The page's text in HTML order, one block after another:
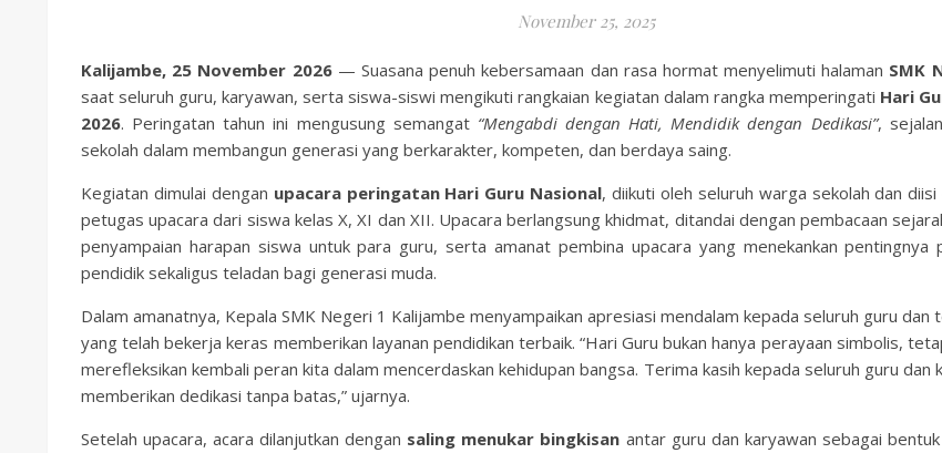
November 25, 2025
Kalijambe, 25 November 2026— Suasana penuh kebersamaan dan rasa hormat menyelimuti halaman SMK
saat seluruh guru, karyawan, serta siswa-siswi mengikuti rangkaian kegiatan dalam rangka memperingati Hari
2026. Peringatan tahun ini mengusung semangat “Mengabdi dengan Hati, Mendidik dengan Dedikasi”,
sekolah dalam membangun generasi yang berkarakter, kompeten, dan berdaya saing.
Kegiatan dimulai dengan upacara peringatan Hari Guru Nasional, diikuti oleh seluruh warga sekolah dan
petugas upacara dari siswa kelas X, XI dan XII. Upacara berlangsung khidmat, ditandai dengan pembacaan
penyampaian harapan siswa untuk para guru, serta amanat pembina upacara yang menekankan pentingnya
pendidik sekaligus teladan bagi generasi muda.
Dalam amanatnya, Kepala SMK Negeri 1 Kalijambe menyampaikan apresiasi mendalam kepada seluruh guru dan
yang telah bekerja keras memberikan layanan pendidikan terbaik. “Hari Guru bukan hanya perayaan simbolis,
merefleksikan kembali peran kita dalam mencerdaskan kehidupan bangsa. Terima kasih kepada seluruh guru dan
memberikan dedikasi tanpa batas,” ujarnya.
Setelah upacara, acara dilanjutkan dengan saling menukar bingkisan antar guru dan karyawan sebagai